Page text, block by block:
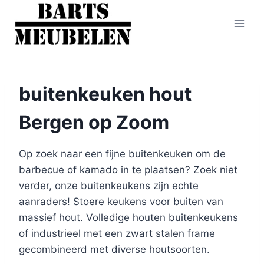
Doorgaan
naar
inhoud
buitenkeuken hout
Bergen op Zoom
Op zoek naar een fijne buitenkeuken om de
barbecue of kamado in te plaatsen? Zoek niet
verder, onze buitenkeukens zijn echte
aanraders! Stoere keukens voor buiten van
massief hout. Volledige houten buitenkeukens
of industrieel met een zwart stalen frame
gecombineerd met diverse houtsoorten.